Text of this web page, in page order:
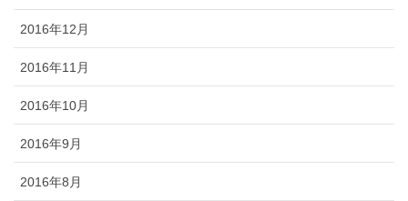
2016年12月
2016年11月
2016年10月
2016年9月
2016年8月